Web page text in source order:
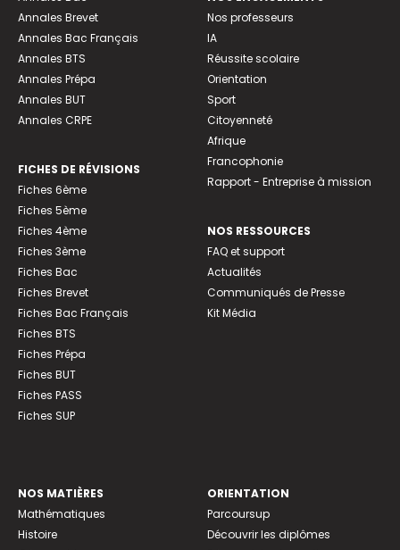
Annales Brevet
Annales Bac Français
Annales BTS
Annales Prépa
Annales BUT
Annales CRPE
FICHES DE RÉVISIONS
Fiches 6ème
Fiches 5ème
Fiches 4ème
Fiches 3ème
Fiches Bac
Fiches Brevet
Fiches Bac Français
Fiches BTS
Fiches Prépa
Fiches BUT
Fiches PASS
Fiches SUP
Nos professeurs
IA
Réussite scolaire
Orientation
Sport
Citoyenneté
Afrique
Francophonie
Rapport - Entreprise à mission
NOS RESSOURCES
FAQ et support
Actualités
Communiqués de Presse
Kit Média
NOS MATIÈRES
Mathématiques
Histoire
ORIENTATION
Parcoursup
Découvrir les diplômes